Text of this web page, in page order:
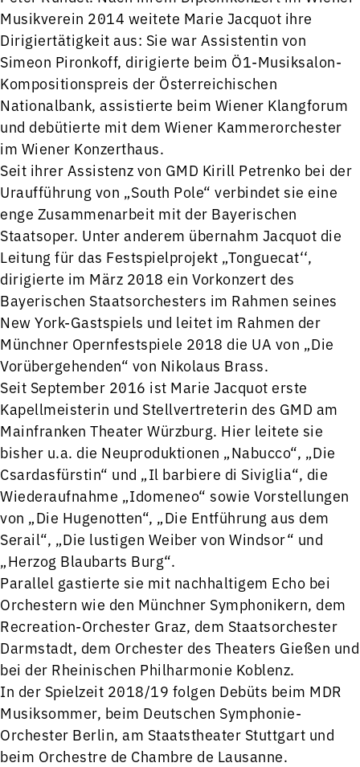
Musikverein 2014 weitete Marie Jacquot ihre
Dirigiertätigkeit aus: Sie war Assistentin von
Simeon Pironkoff, dirigierte beim Ö1-Musiksalon-
Kompositionspreis der Österreichischen
Nationalbank, assistierte beim Wiener Klangforum
und debütierte mit dem Wiener Kammerorchester
im Wiener Konzerthaus.
Seit ihrer Assistenz von GMD Kirill Petrenko bei der
Uraufführung von „South Pole“ verbindet sie eine
enge Zusammenarbeit mit der Bayerischen
Staatsoper. Unter anderem übernahm Jacquot die
Leitung für das Festspielprojekt „Tonguecat‘‘,
dirigierte im März 2018 ein Vorkonzert des
Bayerischen Staatsorchesters im Rahmen seines
New York-Gastspiels und leitet im Rahmen der
Münchner Opernfestspiele 2018 die UA von „Die
Vorübergehenden“ von Nikolaus Brass.
Seit September 2016 ist Marie Jacquot erste
Kapellmeisterin und Stellvertreterin des GMD am
Mainfranken Theater Würzburg. Hier leitete sie
bisher u.a. die Neuproduktionen „Nabucco“, „Die
Csardasfürstin“ und „Il barbiere di Siviglia“, die
Wiederaufnahme „Idomeneo“ sowie Vorstellungen
von „Die Hugenotten“, „Die Entführung aus dem
Serail“, „Die lustigen Weiber von Windsor“ und
„Herzog Blaubarts Burg“.
Parallel gastierte sie mit nachhaltigem Echo bei
Orchestern wie den Münchner Symphonikern, dem
Recreation-Orchester Graz, dem Staatsorchester
Darmstadt, dem Orchester des Theaters Gießen und
bei der Rheinischen Philharmonie Koblenz.
In der Spielzeit 2018/19 folgen Debüts beim MDR
Musiksommer, beim Deutschen Symphonie-
Orchester Berlin, am Staatstheater Stuttgart und
beim Orchestre de Chambre de Lausanne.